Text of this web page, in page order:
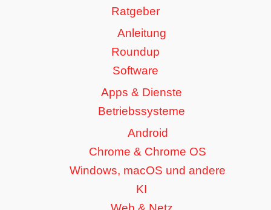
Ratgeber
Anleitung
Roundup
Software
Apps & Dienste
Betriebssysteme
Android
Chrome & Chrome OS
Windows, macOS und andere
KI